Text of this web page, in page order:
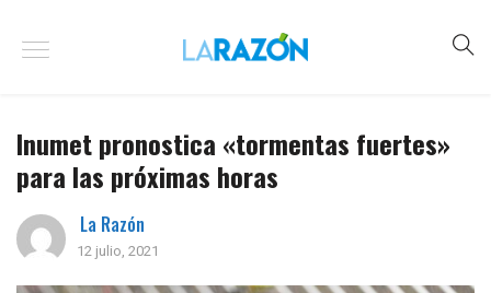
Inumet pronostica «tormentas fuertes»
para las próximas horas
La Razón
12 julio, 2021